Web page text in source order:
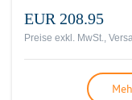
EUR 208.95
Preise exkl. MwSt.,